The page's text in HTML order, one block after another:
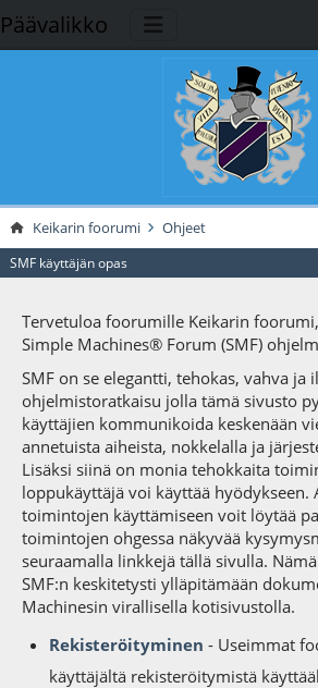
Päävalikko
Keikarin foorumi Ohjeet
SMF käyttäjän opas
Tervetuloa foorumille Keikarin
Simple Machines® Forum (SMF)
SMF on se elegantti, tehokas, vahva ja
ohjelmistoratkaisu jolla tämä sivusto
käyttäjien kommunikoida keskenään
annetuista aiheista, nokkelalla ja
Lisäksi siinä on monia tehokkaita
loppukäyttäjä voi käyttää hyödykseen.
toimintojen käyttämiseen voit löytää
toimintojen ohgessa näkyvää
seuraamalla linkkejä tällä sivulla.
SMF:n keskitetysti ylläpitämään
Machinesin virallisella kotisivustolla.
Rekisteröityminen - Useimmat
käyttäjältä rekisteröitymistä